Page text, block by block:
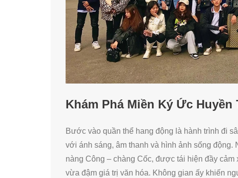
Khám Phá Miền Ký Ức
Bước vào quần thể hang động là hành trình đi
với ánh sáng, âm thanh và hình ảnh sống
nàng Công – chàng Cốc, được tái hiện đầy
vừa đậm giá trị văn hóa. Không gian ấy khiến